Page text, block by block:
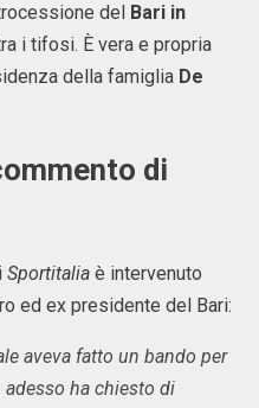
del Bari in
i tifosi. È vera e propria
della famiglia De
di
Sportitalia è intervenuto
ed ex presidente del Bari:
aveva fatto un bando per
adesso ha chiesto di